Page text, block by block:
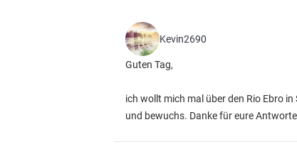
Kevin2690
Guten Tag,
ich wollt mich mal über den Rio Ebro
und bewuchs. Danke für eure